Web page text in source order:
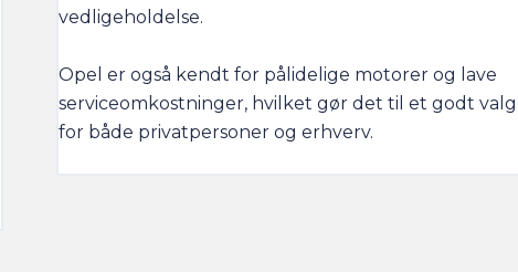
vedligeholdelse.
Opel er også kendt for pålidelige motorer og lave
serviceomkostninger, hvilket gør det til et godt valg
for både privatpersoner og erhverv.